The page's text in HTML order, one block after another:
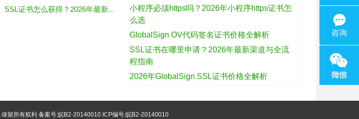
SSL证书怎么获得？2026年最新申请流程与选购指南
小程序必须https吗？2026年小程序https证书怎
么选
GlobalSign OV代码签名证书价格全解析
SSL证书在哪里申请？2026年最新渠道与全流
程指南
2026年GlobalSign SSL证书价格全解析
.保留所有权利 备案号:皖B2-20140010ICP编号:皖B2-20140010